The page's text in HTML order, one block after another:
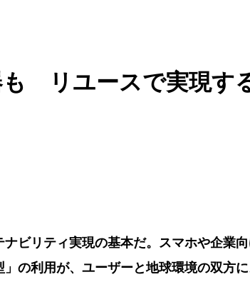
も リユースで実現す
ビリティ実現の基本だ。スマホや企業
の利用が、ユーザーと地球環境の双方に